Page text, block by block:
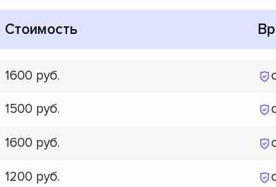
Стоимость
1600
1500
1600
1200